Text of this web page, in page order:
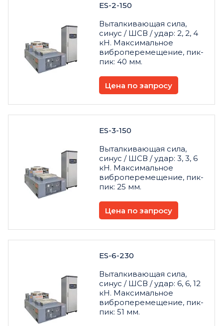
ES-2-150
Выталкивающая сила,
синус / ШСВ / удар: 2, 2, 4
кН. Максимальное
виброперемещение, пик-
пик: 40 мм.
Цена по запросу
ES-3-150
Выталкивающая сила,
синус / ШСВ / удар: 3, 3, 6
кН. Максимальное
виброперемещение, пик-
пик: 25 мм.
Цена по запросу
ES-6-230
Выталкивающая сила,
синус / ШСВ / удар: 6, 6, 12
кН. Максимальное
виброперемещение, пик-
пик: 51 мм.